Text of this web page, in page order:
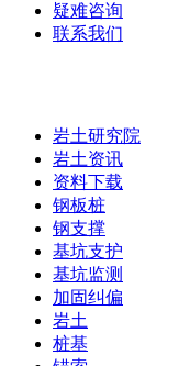
疑难咨询
联系我们
岩土研究院
岩土资讯
资料下载
钢板桩
钢支撑
基坑支护
基坑监测
加固纠偏
岩土
桩基